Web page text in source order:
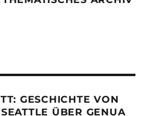
GESCHICHTE VON
ÜBER GENUA